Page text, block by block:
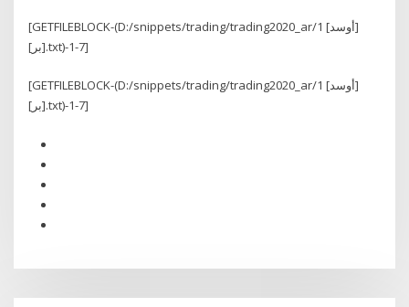
[GETFILEBLOCK-(D:/snippets/trading/trading2020_ar/1 [أوسد]
[بر].txt)-1-7]
[GETFILEBLOCK-(D:/snippets/trading/trading2020_ar/1 [أوسد]
[بر].txt)-1-7]